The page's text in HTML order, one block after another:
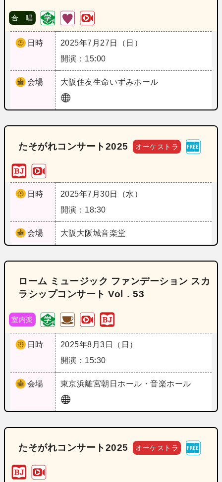
合 唱
日時
2025年7月27日（日）
開演：15:00
会場 大阪住友生命いずみホール
たそがれコンサート2025 オーケストラ
日時
2025年7月30日（水）
開演：18:30
会場 大阪 大阪城音楽堂
ローム ミュージック ファンデーション スカ
ラシップコンサート Vol．53
室内楽
日時
2025年8月3日（日）
開演：15:30
会場 東京浜離宮朝日ホール・音楽ホール
たそがれコンサート2025 オーケストラ